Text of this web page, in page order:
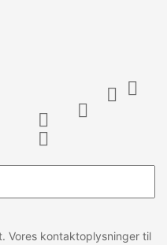





Vores kontaktoplysninger til